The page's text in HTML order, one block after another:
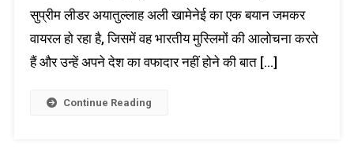
सुप्रीम लीडर अयातुल्लाह अली खामेनेई का एक बयान जमकर
वायरल हो रहा है, जिसमें वह भारतीय मुस्लिमों की आलोचना करते
हैं और उन्हें अपने देश का वफादार नहीं होने की बात […]
Continue Reading